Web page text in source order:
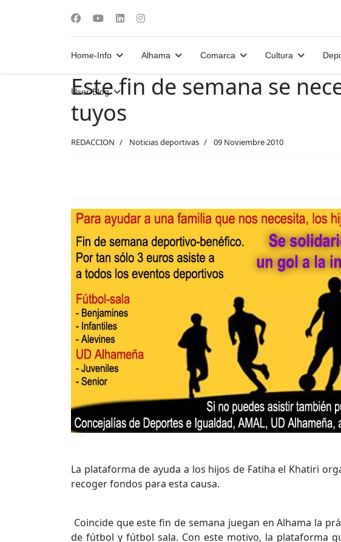
Home-Info Alhama Comarca Cultura
User-Blog
Este fin de semana se
tuyos
REDACCION Noticias deportivas 09 Noviembre 2010
La plataforma de ayuda a los hijos de Fatiha el Khatiri
recoger fondos para esta causa.
Coincide que este fin de semana juegan en Alhama la
de fútbol y fútbol sala. Con este motivo, la plataforma